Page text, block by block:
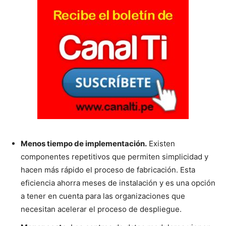
Menos tiempo de implementación. Existen
componentes repetitivos que permiten simplicidad y
hacen más rápido el proceso de fabricación. Esta
eficiencia ahorra meses de instalación y es una opción
a tener en cuenta para las organizaciones que
necesitan acelerar el proceso de despliegue.